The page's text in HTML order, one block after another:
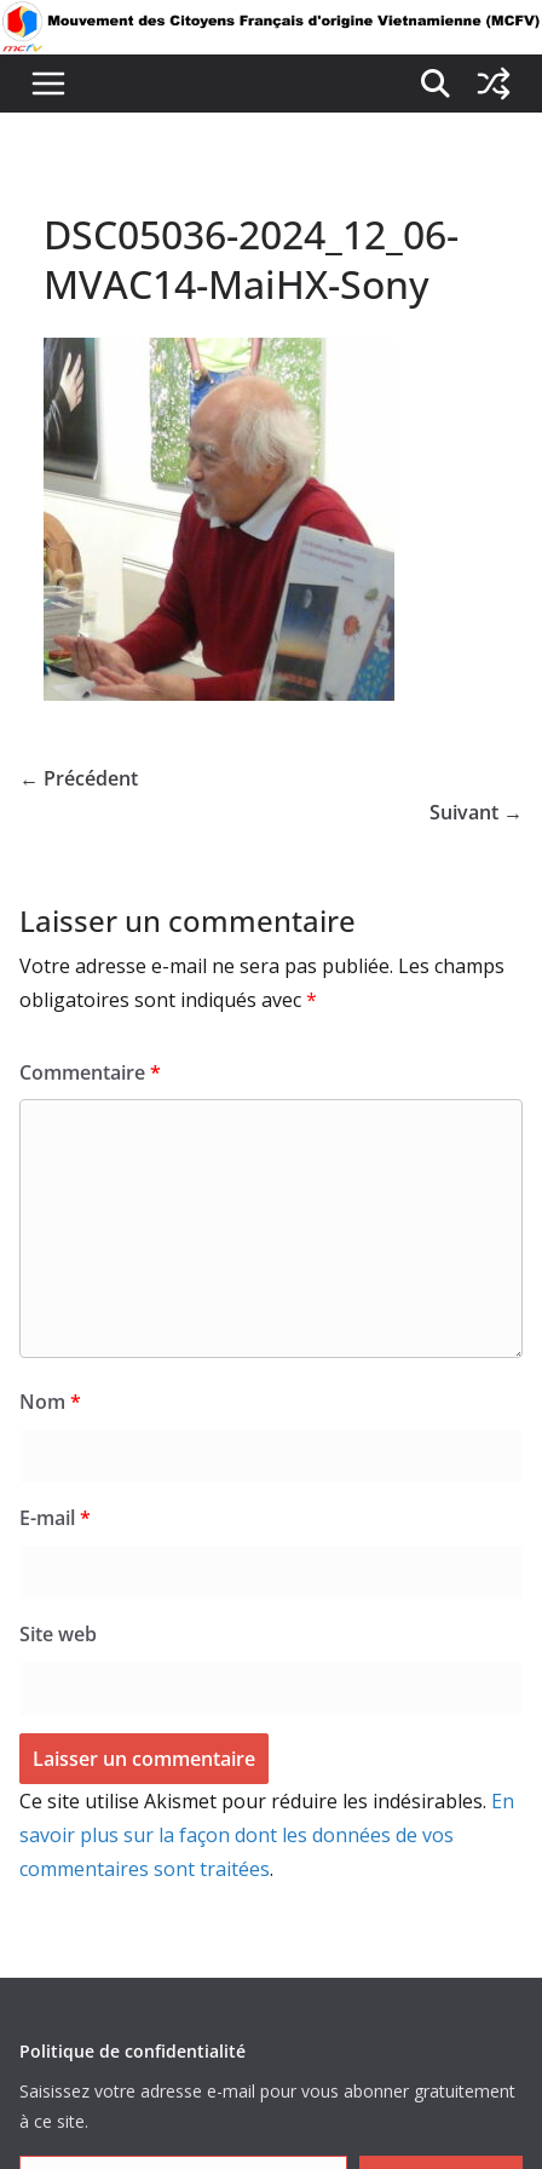
Passer
au
contenu
DSC05036-2024_12_06-
MVAC14-MaiHX-Sony
← Précédent
Suivant →
Laisser un commentaire
Votre adresse e-mail ne sera pas publiée. Les champs
obligatoires sont indiqués avec*
Commentaire*
Nom *
E-mail*
Site web
Ce site utilise Akismet pour réduire les indésirables. En
savoir plus sur la façon dont les données de vos
commentaires sont traitées.
Politique de confidentialité
Saisissez votre adresse e-mail pour vous abonner gratuitement
à ce site.
Inscrivez votre e-mail...